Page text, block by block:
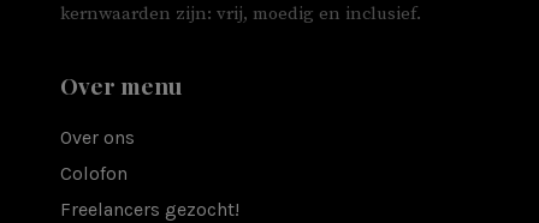
kernwaarden zijn: vrij, moedig en inclusief.
Over menu
Over ons
Colofon
Freelancers gezocht!